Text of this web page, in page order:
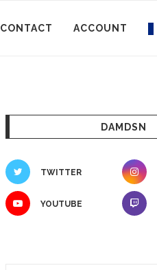
CONTACT ACCOUNT
DAMDSN
TWITTER
YOUTUBE